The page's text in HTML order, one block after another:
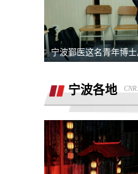
销售虚假宣传
公司退定金
强买强卖 强制
服务 没有按规
有备注现在订金
订购的汽车，
交付，订单被
4s店隐瞒消费，
自主选择权，要
我父亲被销售
宁波鄞医这名青年博
宁波各地